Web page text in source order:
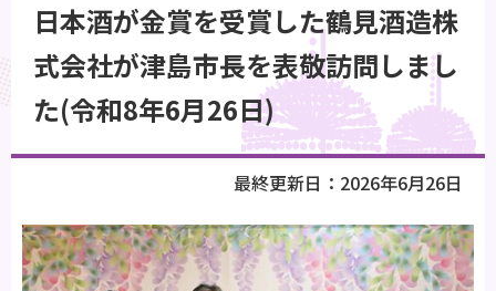
で
す
日本酒が金賞を受賞した鶴見酒造株
式会社が津島市長を表敬訪問しまし
た(令和8年6月26日)
最終更新日：2026年6月26日